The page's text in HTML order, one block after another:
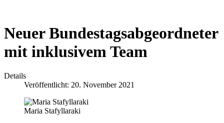
Neuer Bundestagsabgeordneter
mit inklusivem Team
Details
Veröffentlicht: 20. November 2021
Maria Stafyllaraki